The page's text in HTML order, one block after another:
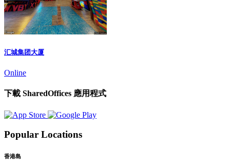
汇城集团大厦
Online
下載 SharedOffices 應用程式
Popular Locations
香港島